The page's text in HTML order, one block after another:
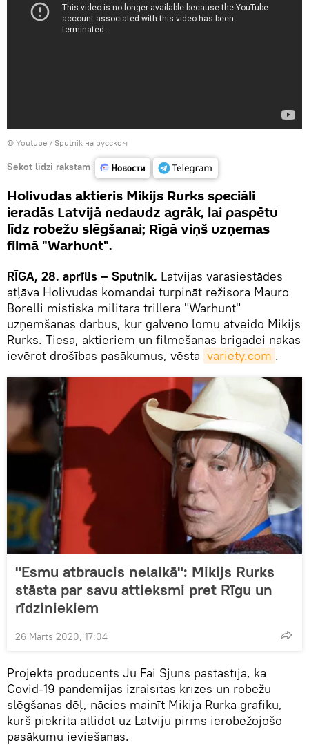
© Youtube / Sputnik на русском
Sekot līdzi rakstam
Holivudas aktieris Mikijs Rurks speciāli
ieradās Latvijā nedaudz agrāk, lai paspētu
līdz robežu slēgšanai; Rīgā viņš uzņemas
filmā "Warhunt".
RĪGA, 28. aprīlis – Sputnik. Latvijas varasiestādes
atļāva Holivudas komandai turpināt režisora Mauro
Borelli mistiskā militārā trillera "Warhunt"
uzņemšanas darbus, kur galveno lomu atveido Mikijs
Rurks. Tiesa, aktieriem un filmēšanas brigādei nākas
ievērot drošības pasākumus, vēsta variety.com .
"Esmu atbraucis nelaikā": Mikijs Rurks
stāsta par savu attieksmi pret Rīgu un
rīdziniekiem
26 Marts 2020, 17:04
Projekta producents Jū Fai Sjuns pastāstīja, ka
Covid-19 pandēmijas izraisītās krīzes un robežu
slēgšanas dēļ, nācies mainīt Mikija Rurka grafiku,
kurš piekrita atlidot uz Latviju pirms ierobežojošo
pasākumu ieviešanas.